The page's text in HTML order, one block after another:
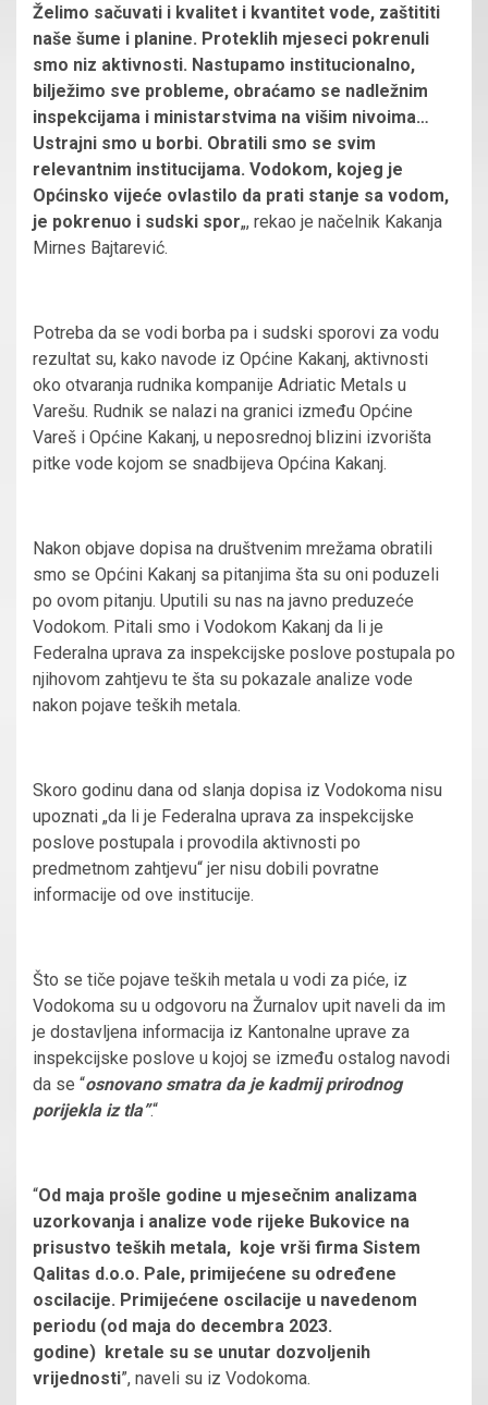
Želimo sačuvati i kvalitet i kvantitet vode, zaštititi
naše šume i planine. Proteklih mjeseci pokrenuli
smo niz aktivnosti. Nastupamo institucionalno,
bilježimo sve probleme, obraćamo se nadležnim
inspekcijama i ministarstvima na višim nivoima…
Ustrajni smo u borbi. Obratili smo se svim
relevantnim institucijama. Vodokom, kojeg je
Općinsko vijeće ovlastilo da prati stanje sa vodom,
je pokrenuo i sudski spor„, rekao je načelnik Kakanja
Mirnes Bajtarević.
Potreba da se vodi borba pa i sudski sporovi za vodu
rezultat su, kako navode iz Općine Kakanj, aktivnosti
oko otvaranja rudnika kompanije Adriatic Metals u
Varešu. Rudnik se nalazi na granici između Općine
Vareš i Općine Kakanj, u neposrednoj blizini izvorišta
pitke vode kojom se snadbijeva Općina Kakanj.
Nakon objave dopisa na društvenim mrežama obratili
smo se Općini Kakanj sa pitanjima šta su oni poduzeli
po ovom pitanju. Uputili su nas na javno preduzeće
Vodokom. Pitali smo i Vodokom Kakanj da li je
Federalna uprava za inspekcijske poslove postupala po
njihovom zahtjevu te šta su pokazale analize vode
nakon pojave teških metala.
Skoro godinu dana od slanja dopisa iz Vodokoma nisu
upoznati „da li je Federalna uprava za inspekcijske
poslove postupala i provodila aktivnosti po
predmetnom zahtjevu“ jer nisu dobili povratne
informacije od ove institucije.
Što se tiče pojave teških metala u vodi za piće, iz
Vodokoma su u odgovoru na Žurnalov upit naveli da im
je dostavljena informacija iz Kantonalne uprave za
inspekcijske poslove u kojoj se između ostalog navodi
da se “osnovano smatra da je kadmij prirodnog
porijekla iz tla”.“
“Od maja prošle godine u mjesečnim analizama
uzorkovanja i analize vode rijeke Bukovice na
prisustvo teških metala, koje vrši firma Sistem
Qalitas d.o.o. Pale, primijećene su određene
oscilacije. Primijećene oscilacije u navedenom
periodu (od maja do decembra 2023.
godine) kretale su se unutar dozvoljenih
vrijednosti”, naveli su iz Vodokoma.